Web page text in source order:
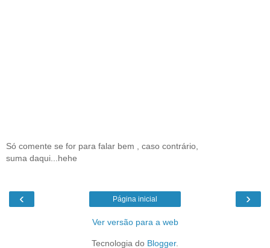
Só comente se for para falar bem , caso contrário,
suma daqui...hehe
‹ ›
Página inicial
Ver versão para a web
Tecnologia do Blogger.